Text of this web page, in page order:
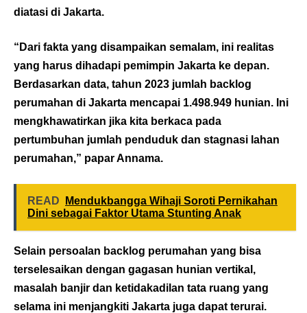
diatasi di Jakarta.
“Dari fakta yang disampaikan semalam, ini realitas
yang harus dihadapi pemimpin Jakarta ke depan.
Berdasarkan data, tahun 2023 jumlah backlog
perumahan di Jakarta mencapai 1.498.949 hunian. Ini
mengkhawatirkan jika kita berkaca pada
pertumbuhan jumlah penduduk dan stagnasi lahan
perumahan,” papar Annama.
READ
Mendukbangga Wihaji Soroti Pernikahan
Dini sebagai Faktor Utama Stunting Anak
Selain persoalan backlog perumahan yang bisa
terselesaikan dengan gagasan hunian vertikal,
masalah banjir dan ketidakadilan tata ruang yang
selama ini menjangkiti Jakarta juga dapat terurai.